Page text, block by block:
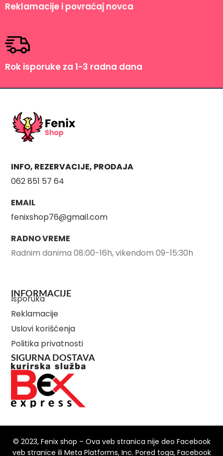
Reklamacije i povraćaj novca
Rok isporuke za 1-3 radna dana
INFO, REZERVACIJE, PRODAJA
062 851 57 64
EMAIL
fenixshop76@gmail.com
RADNO VREME
Radnim danima 08:00-16h, vikendom 09-15:30h
INFORMACIJE
Isporuka
Reklamacije
Uslovi korišćenja
Politika privatnosti
SIGURNA DOSTAVA
© 2023, Fenix shop – Ova veb stranica nije deo Facebook
veb stranice ili Meta Platforms, Inc. Pored toga, Facebook